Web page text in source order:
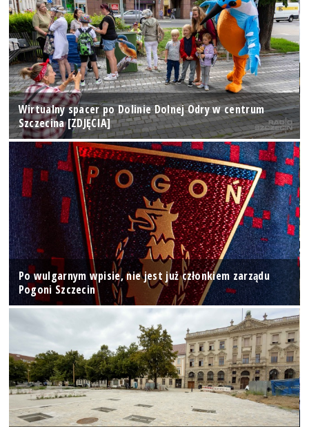
Wirtualny spacer po Dolinie Dolnej Odry w centrum
Szczecina [ZDJĘCIA]
Po wulgarnym wpisie, nie jest już członkiem zarządu
Pogoni Szczecin